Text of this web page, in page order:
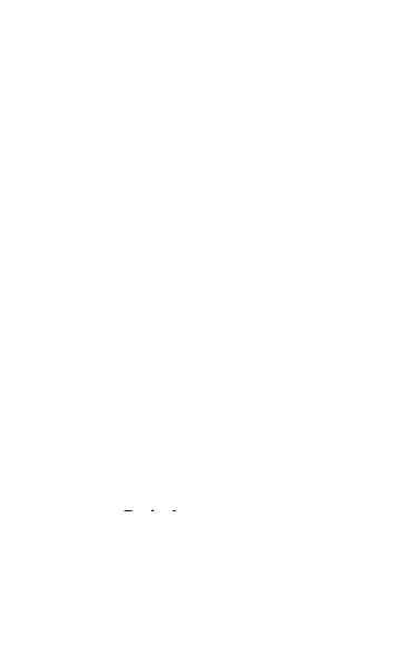
Periurbano